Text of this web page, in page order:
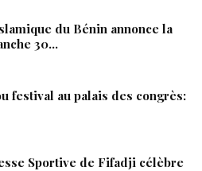
du Bénin annonce la
30…
festival au palais des congrès:
Sportive de Fifadji célèbre